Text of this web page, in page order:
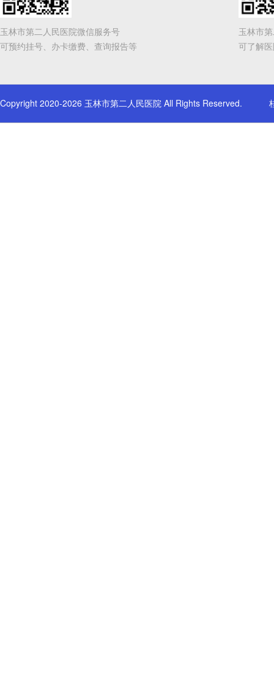
玉林市第二人民医院微信服务号
可预约挂号、办卡缴费、查询报告等
玉林市
可了解
Copyright 2020-2026 玉林市第二人民医院 All Rights Reserved.